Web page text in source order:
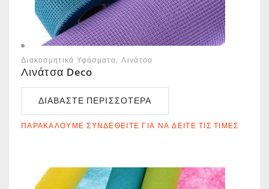
Διακοσμητικά Υφάσματα Λινάτσα
Λινάτσα Deco
ΔΙΑΒΆΣΤΕ ΠΕΡΙΣΣΌΤΕΡΑ
ΠΑΡΑΚΑΛΟΎΜΕ ΣΥΝΔΕΘΕΊΤΕ ΓΙΑ ΝΑ ΔΕΊΤΕ ΤΙΣ ΤΙΜΈΣ